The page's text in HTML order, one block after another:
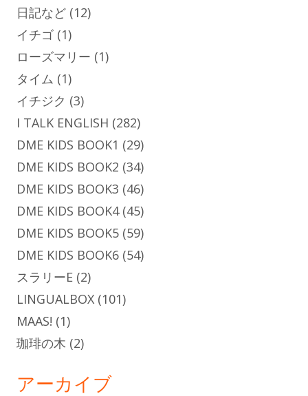
日記など (12)
イチゴ (1)
ローズマリー (1)
タイム (1)
イチジク (3)
I TALK ENGLISH (282)
DME KIDS BOOK1 (29)
DME KIDS BOOK2 (34)
DME KIDS BOOK3 (46)
DME KIDS BOOK4(45)
DME KIDS BOOK5 (59)
DME KIDS BOOK6 (54)
スラリーE (2)
LINGUALBOX (101)
MAAS! (1)
珈琲の木 (2)
アーカイブ